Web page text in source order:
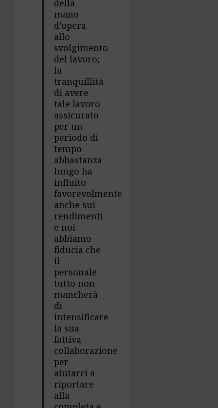
della
mano
d’opera
allo
svolgimento
del lavoro;
la
tranquillità
di avere
tale lavoro
assicurato
per un
periodo di
tempo
abbastanza
lungo ha
influito
favorevolmente
anche sui
rendimenti
e noi
abbiamo
fiducia che
il
personale
tutto non
mancherà
di
intensificare
la sua
fattiva
collaborazione
per
aiutarci a
riportare
alla